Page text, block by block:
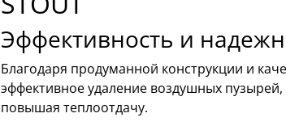
Эффективность и
Благодаря продуманной конструкции и
эффективное удаление воздушных
повышая теплоотдачу.